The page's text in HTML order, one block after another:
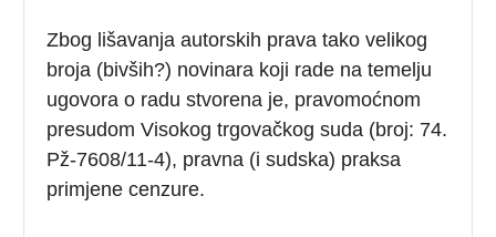
Zbog lišavanja autorskih prava tako velikog
broja (bivših?) novinara koji rade na temelju
ugovora o radu stvorena je, pravomoćnom
presudom Visokog trgovačkog suda (broj: 74.
Pž-7608/11-4), pravna (i sudska) praksa
primjene cenzure.